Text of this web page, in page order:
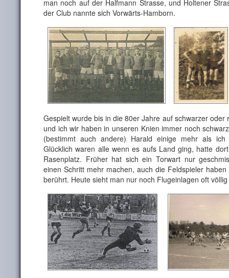
man noch auf der Halfmann Strasse, und Holtener
der Club nannte sich Vorwärts-Hamborn.
Gespielt wurde bis in die 80er Jahre auf schwarzer oder
und ich wir haben in unseren Knien immer noch
(bestimmt auch andere) Harald einige mehr als
Glücklich waren alle wenn es aufs Land ging, hatte
Rasenplatz. Früher hat sich ein Torwart nur
einen Schritt mehr machen, auch die Feldspieler
berührt. Heute sieht man nur noch Flugeinlagen oft